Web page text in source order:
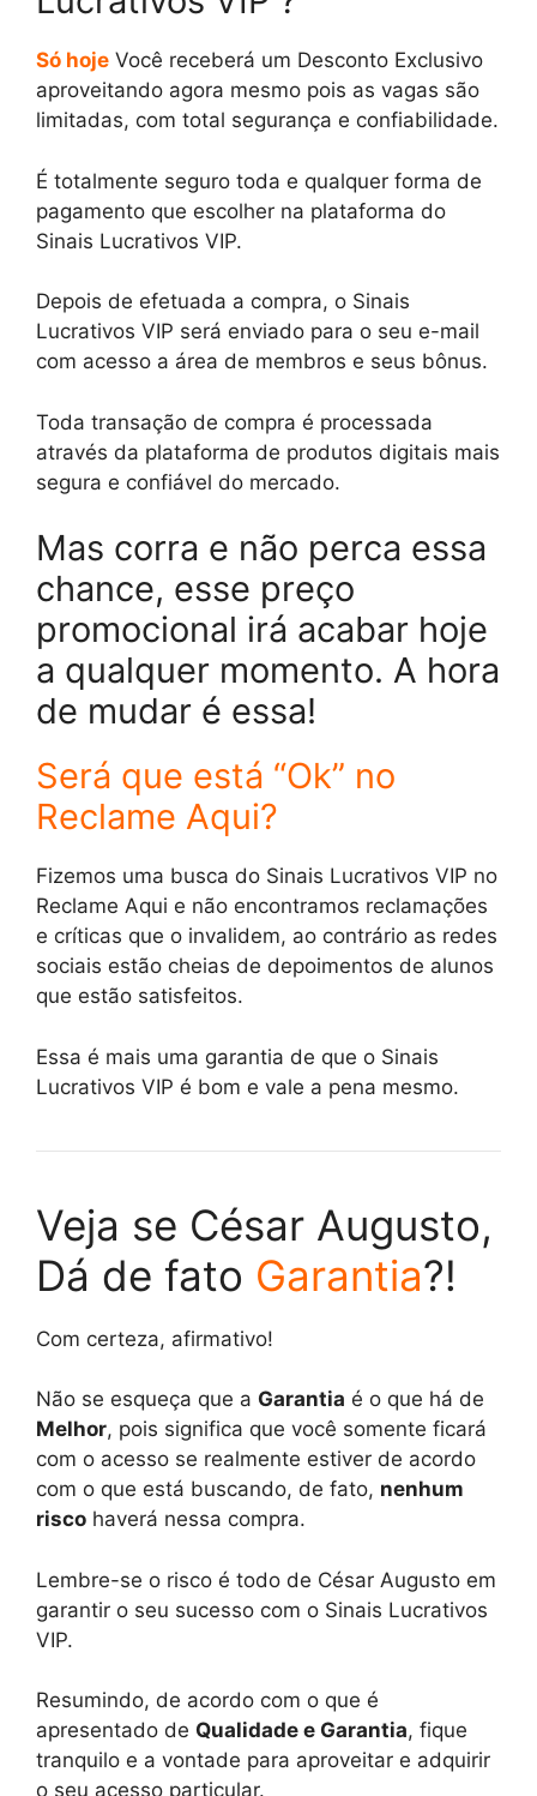
Só hoje Você receberá um Desconto Exclusivo
aproveitando agora mesmo pois as vagas são
limitadas, com total segurança e confiabilidade.
É totalmente seguro toda e qualquer forma de
pagamento que escolher na plataforma do
Sinais Lucrativos VIP.
Depois de efetuada a compra, o Sinais
Lucrativos VIP será enviado para o seu e-mail
com acesso a área de membros e seus bônus.
Toda transação de compra é processada
através da plataforma de produtos digitais mais
segura e confiável do mercado.
Mas corra e não perca essa
chance, esse preço
promocional irá acabar hoje
a qualquer momento. A hora
de mudar é essa!
Será que está “Ok” no
Reclame Aqui?
Fizemos uma busca do Sinais Lucrativos VIP no
Reclame Aqui e não encontramos reclamações
e críticas que o invalidem, ao contrário as redes
sociais estão cheias de depoimentos de alunos
que estão satisfeitos.
Essa é mais uma garantia de que o Sinais
Lucrativos VIP é bom e vale a pena mesmo.
Veja se César Augusto,
Dá de fato Garantia?!
Com certeza, afirmativo!
Não se esqueça que a Garantia é o que há de
Melhor, pois significa que você somente ficará
com o acesso se realmente estiver de acordo
com o que está buscando, de fato, nenhum
risco haverá nessa compra.
Lembre-se o risco é todo de César Augusto em
garantir o seu sucesso com o Sinais Lucrativos
VIP.
Resumindo, de acordo com o que é
apresentado de Qualidade e Garantia, fique
tranquilo e a vontade para aproveitar e adquirir
o seu acesso particular.